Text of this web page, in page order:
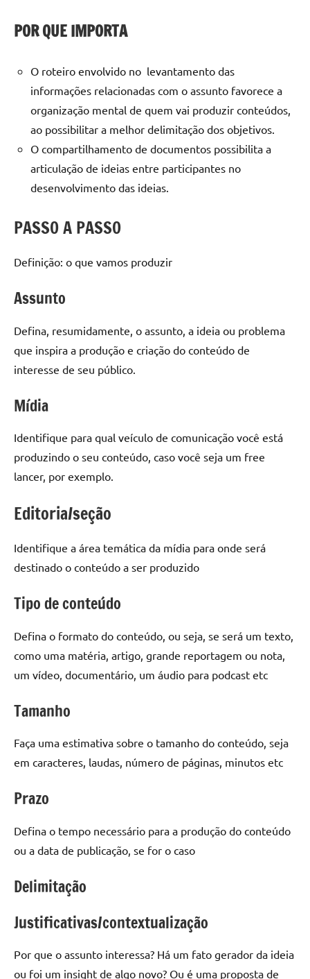
POR QUE IMPORTA
O roteiro envolvido no levantamento das
informações relacionadas com o assunto favorece a
organização mental de quem vai produzir conteúdos,
ao possibilitar a melhor delimitação dos objetivos.
O compartilhamento de documentos possibilita a
articulação de ideias entre participantes no
desenvolvimento das ideias.
PASSO A PASSO
Definição: o que vamos produzir
Assunto
Defina, resumidamente, o assunto, a ideia ou problema
que inspira a produção e criação do conteúdo de
interesse de seu público.
Mídia
Identifique para qual veículo de comunicação você está
produzindo o seu conteúdo, caso você seja um free
lancer, por exemplo.
Editoria/seção
Identifique a área temática da mídia para onde será
destinado o conteúdo a ser produzido
Tipo de conteúdo
Defina o formato do conteúdo, ou seja, se será um texto,
como uma matéria, artigo, grande reportagem ou nota,
um vídeo, documentário, um áudio para podcast etc
Tamanho
Faça uma estimativa sobre o tamanho do conteúdo, seja
em caracteres, laudas, número de páginas, minutos etc
Prazo
Defina o tempo necessário para a produção do conteúdo
ou a data de publicação, se for o caso
Delimitação
Justificativas/contextualização
Por que o assunto interessa? Há um fato gerador da ideia
ou foi um insight de algo novo? Ou é uma proposta de